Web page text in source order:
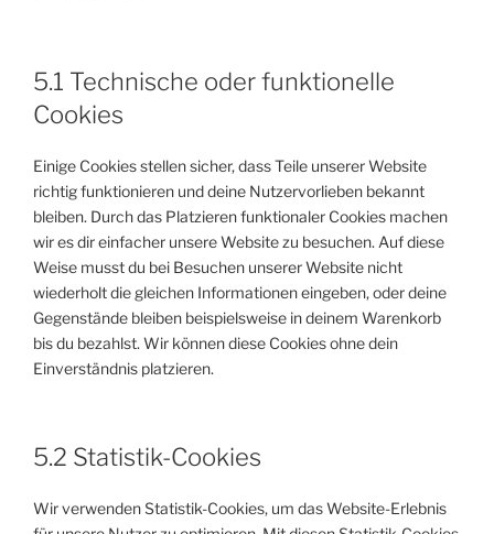
5.1 Technische oder funktionelle
Cookies
Einige Cookies stellen sicher, dass Teile unserer Website
richtig funktionieren und deine Nutzervorlieben bekannt
bleiben. Durch das Platzieren funktionaler Cookies machen
wir es dir einfacher unsere Website zu besuchen. Auf diese
Weise musst du bei Besuchen unserer Website nicht
wiederholt die gleichen Informationen eingeben, oder deine
Gegenstände bleiben beispielsweise in deinem Warenkorb
bis du bezahlst. Wir können diese Cookies ohne dein
Einverständnis platzieren.
5.2 Statistik-Cookies
Wir verwenden Statistik-Cookies, um das Website-Erlebnis